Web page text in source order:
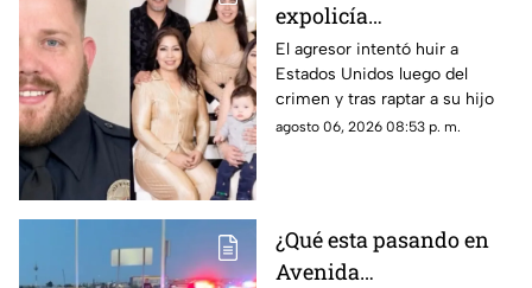
expolicía
estadounidense atacó a
la familia de su
expareja mexicana
luego de que le
familiar
El agresor intentó huir a
Estados Unidos luego del
crimen y tras raptar a su hijo
agosto 06, 2026 08:53 p. m.
¿Qué esta pasando en
Avenida